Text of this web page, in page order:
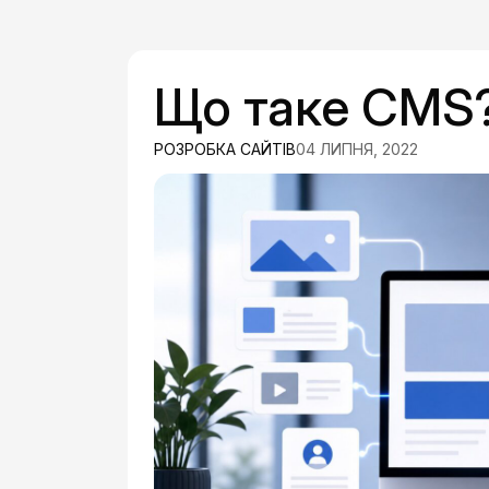
Що таке
РОЗРОБКА САЙТІВ04 ЛИПНЯ, 2022